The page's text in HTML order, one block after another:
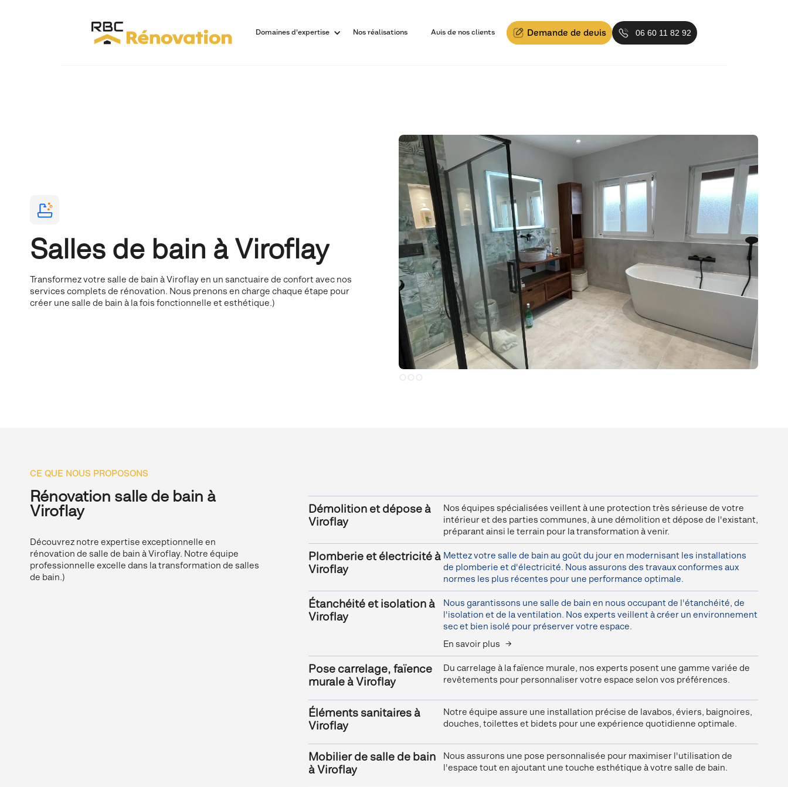
Domaines d'expertise Nos réalisations Avis de nos clients Demande de devis 06 60 11 82 92
Salles de bain à Viroflay
Transformez votre salle de bain à Viroflay en un sanctuaire de confort avec nos
services complets de rénovation. Nous prenons en charge chaque étape pour
créer une salle de bain à la fois fonctionnelle et esthétique.)
Slide 1 of 3.
CE QUE NOUS PROPOSONS
Rénovation salle de bain à
Viroflay
Découvrez notre expertise exceptionnelle en
rénovation de salle de bain à Viroflay. Notre équipe
professionnelle excelle dans la transformation de salles
de bain.)
Démolition et dépose à
Viroflay
Nos équipes spécialisées veillent à une protection très sérieuse de votre
intérieur et des parties communes, à une démolition et dépose de l'existant,
préparant ainsi le terrain pour la transformation à venir.
Plomberie et électricité à
Viroflay
Mettez votre salle de bain au goût du jour en modernisant les installations
de plomberie et d'électricité. Nous assurons des travaux conformes aux
normes les plus récentes pour une performance optimale.
Étanchéité et isolation à
Viroflay
Nous garantissons une salle de bain en nous occupant de l'étanchéité, de
l'isolation et de la ventilation. Nos experts veillent à créer un environnement
sec et bien isolé pour préserver votre espace.
En savoir plus →
Pose carrelage, faïence
murale à Viroflay
Du carrelage à la faïence murale, nos experts posent une gamme variée de
revêtements pour personnaliser votre espace selon vos préférences.
Éléments sanitaires à
Viroflay
Notre équipe assure une installation précise de lavabos, éviers, baignoires,
douches, toilettes et bidets pour une expérience quotidienne optimale.
Mobilier de salle de bain
à Viroflay
Nous assurons une pose personnalisée pour maximiser l'utilisation de
l'espace tout en ajoutant une touche esthétique à votre salle de bain.